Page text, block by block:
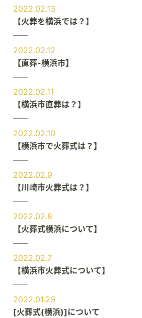
2022.02.13
【火葬を横浜では？】
2022.02.12
【直葬-横浜市】
2022.02.11
【横浜市直葬は？】
2022.02.10
【横浜市で火葬式は？】
2022.02.9
【川崎市火葬式は？】
2022.02.8
【火葬式横浜について】
2022.02.7
【横浜市火葬式について】
2022.01.29
[火葬式(横浜)]について